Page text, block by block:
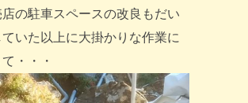
の駐車スペースの改良もだい
いた以上に大掛かりな作業に
・・・